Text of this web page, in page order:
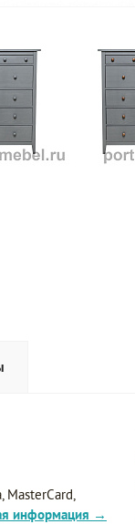
MasterCard,
информация →